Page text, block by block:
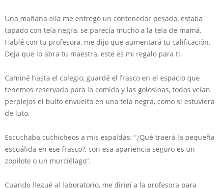
Una mañana ella me entregó un contenedor pesado, estaba
tapado con tela negra, se parecía mucho a la tela de mamá.
Hablé con tu profesora, me dijo que aumentará tu calificación.
Deja que lo abra tu maestra, este es mi regalo para ti.
Caminé hasta el colegio, guardé el frasco en el espacio que
tenemos reservado para la comida y las golosinas, todos veían
perplejos el bulto envuelto en una tela negra, como si estuviera
de luto.
Escuchaba cuchicheos a mis espaldas: “¿Qué traerá la pequeña
escuálida en ese frasco?, con esa apariencia seguro es un
zopilote o un murciélago”.
Cuando llegué al laboratorio, me dirigí a la profesora para